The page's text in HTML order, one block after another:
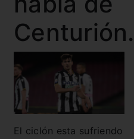
Centurión.
El ciclón esta sufriendo